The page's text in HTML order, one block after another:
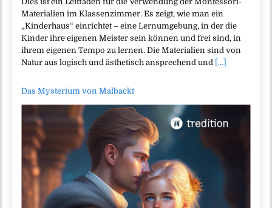
Materialien im Klassenzimmer. Es zeigt, wie man ein
„Kinderhaus“ einrichtet – eine Lernumgebung, in der die
Kinder ihre eigenen Meister sein können und frei sind, in
ihrem eigenen Tempo zu lernen. Die Materialien sind von
Natur aus logisch und ästhetisch ansprechend und [...]
Das Mysterium von Malbackt